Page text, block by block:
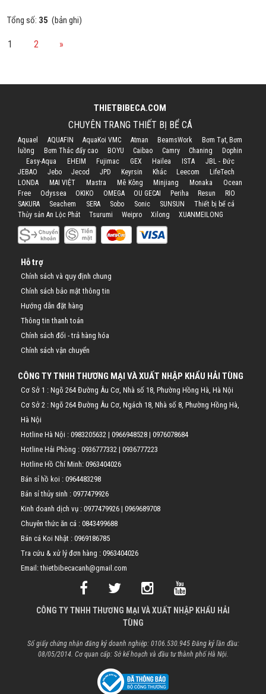
Tổng số: 35 (bản ghi)
1 2 »
THIETBIBECA.COM
CHUYÊN TRANG THIẾT BỊ BỂ CÁ
Aquael AQUAFIN AquaKoi VMC Atman BeamsWork
Bơm Tạt, Bơm
luồng
Bơm Thác đẩy cao BOYU Caibao Camry Chaning
Dophin
Easy-Aqua
EHEIM Fujimac GEX Hailea ISTA
JBL - Đức
JEBAO
Jebo Jecod JPD Keyrsin Khác Leecom
LifeTech
LONDA
MAI VIỆT Mastra Mê Kông Minjiang Monaka
Ocean
Free
Odyssea OKIKO OMEGA OU GECAI Periha Resun
RIO
SAKURA
Seachem SERA Sobo Sonic SUNSUN
Thiết bị bể cá
Thủy sản An Lộc Phát
Tsurumi Weipro Xilong XUANMEILONG
Hỗ trợ
Chính sách và quy định chung
Chính sách bảo mật thông tin
Hướng dẫn đặt hàng
Thông tin thanh toán
Chính sách đổi - trả hàng hóa
Chính sách vận chuyển
CÔNG TY TNHH THƯƠNG MẠI VÀ XUẤT NHẬP KHẨU HẢI TÙNG
Cơ Sở 1 : Ngõ 264 Đường Âu Cơ, Nhà số 18, Phường Hồng Hà, Hà Nội
Cơ Sở 2 : Ngõ 264 Đường Âu Cơ, Ngách 18, Nhà số 8, Phường Hồng Hà,
Hà Nội
Hotline Hà Nội : 0983205632 | 0966948528 | 0976078684
Hotline Hải Phòng : 0936777332 | 0936777223
Hotline Hồ Chí Minh: 0963404026
Bán sỉ hồ koi : 0964483298
Bán sỉ thủy sinh : 0977479926
Kinh doanh dịch vụ : 0977479926 | 0969689708
Chuyên thức ăn cá : 0843499688
Bán cá Koi Nhật : 0969186785
Tra cứu & xử lý đơn hàng : 0963404026
Email: thietbibecacanh@gmail.com
CÔNG TY TNHH THƯƠNG MẠI VÀ XUẤT NHẬP KHẨU HẢI
TÙNG
Số giấy chứng nhận đăng ký doanh nghiệp: 0106.530.945 Đăng ký lần đầu:
08/05/2014. Cơ quan cấp: Sở kế hoạch và đầu tư thành phố Hà Nội.